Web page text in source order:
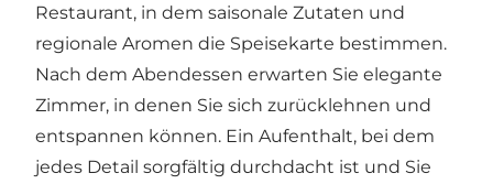
Restaurant, in dem saisonale Zutaten und
regionale Aromen die Speisekarte bestimmen.
Nach dem Abendessen erwarten Sie elegante
Zimmer, in denen Sie sich zurücklehnen und
entspannen können. Ein Aufenthalt, bei dem
jedes Detail sorgfältig durchdacht ist und Sie